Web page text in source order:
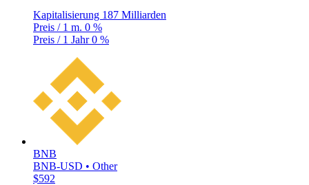
Kapitalisierung 187 Milliarden
Preis / 1 m. 0 %
Preis / 1 Jahr0 %
BNB
BNB-USD • Other
$592